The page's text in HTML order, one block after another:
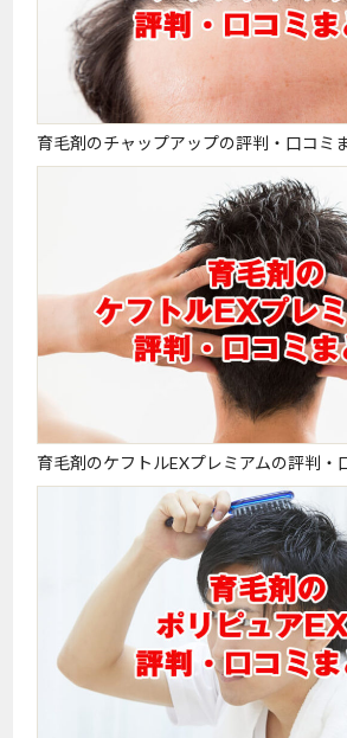
育毛剤のチャップアップの評判・口コミ
育毛剤のケフトルEXプレミアムの評判・